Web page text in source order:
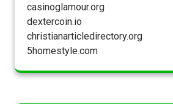
casinoglamour.org
dextercoin.io
christianarticledirectory.org
5homestyle.com